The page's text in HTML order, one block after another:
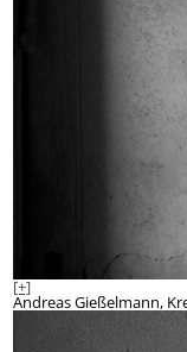
[+]
Andreas Gießelmann,